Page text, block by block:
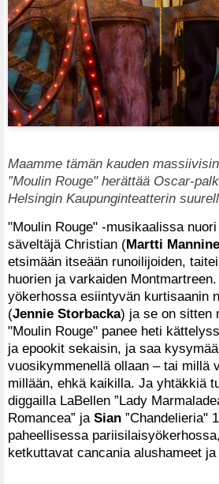
Maamme tämän kauden
”Moulin Rouge" herättää Oscar-
Helsingin Kaupunginteatterin
"Moulin Rouge" -musikaalissa
säveltäjä Christian (Martti
etsimään itseään runoilijoiden,
huorien ja varkaiden
yökerhossa esiintyvän kurtisaanin
(Jennie Storbacka) ja se on sitten
"Moulin Rouge" panee heti
ja epookit sekaisin, ja saa
vuosikymmenellä ollaan – tai millä
millään, ehkä kaikilla. Ja yhtäkkiä
diggailla LaBellen ”Lady
Romancea” ja Sian ”Chandelieria"
paheellisessa
ketkuttavat cancania alushameet